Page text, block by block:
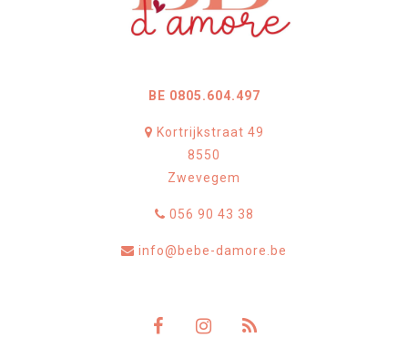
BE 0805.604.497
Kortrijkstraat 49
8550
Zwevegem
056 90 43 38
info@bebe-damore.be